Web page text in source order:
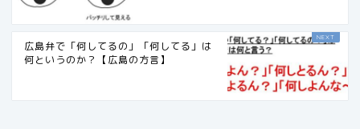
広島弁で「何してるの」「何してる」は
何というのか？【広島の方言】